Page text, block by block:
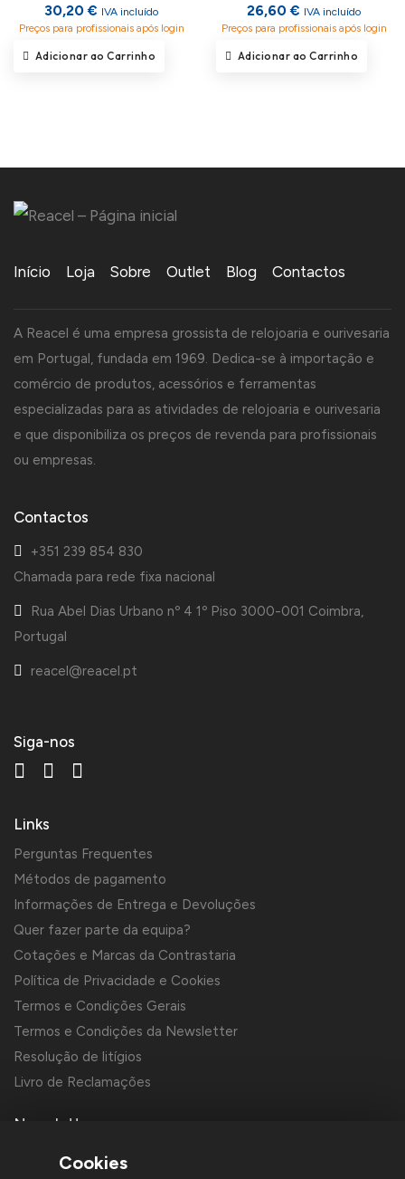
30,20 € IVA incluído
Preços para profissionais após login
Adicionar ao Carrinho
26,60 € IVA incluído
Preços para profissionais após login
Adicionar ao Carrinho
Início Loja Sobre Outlet Blog Contactos
A Reacel é uma empresa grossista de relojoaria e ourivesaria
em Portugal, fundada em 1969. Dedica-se à importação e
comércio de produtos, acessórios e ferramentas
especializadas para as atividades de relojoaria e ourivesaria
e que disponibiliza os preços de revenda para profissionais
ou empresas.
Contactos
+351 239 854 830
Chamada para rede fixa nacional
Rua Abel Dias Urbano nº 4 1º Piso 3000-001 Coimbra,
Portugal
reacel@reacel.pt
Siga-nos
Links
Perguntas Frequentes
Métodos de pagamento
Informações de Entrega e Devoluções
Quer fazer parte da equipa?
Cotações e Marcas da Contrastaria
Política de Privacidade e Cookies
Termos e Condições Gerais
Termos e Condições da Newsletter
Resolução de litígios
Livro de Reclamações
Newsletter
Cookies